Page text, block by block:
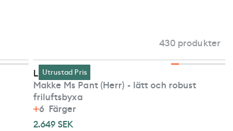
430 produkter
Utrustad Pris
Lundhags
Makke Ms Pant (Herr) - lätt och robust
friluftsbyxa
6 Färger
2.649 SEK